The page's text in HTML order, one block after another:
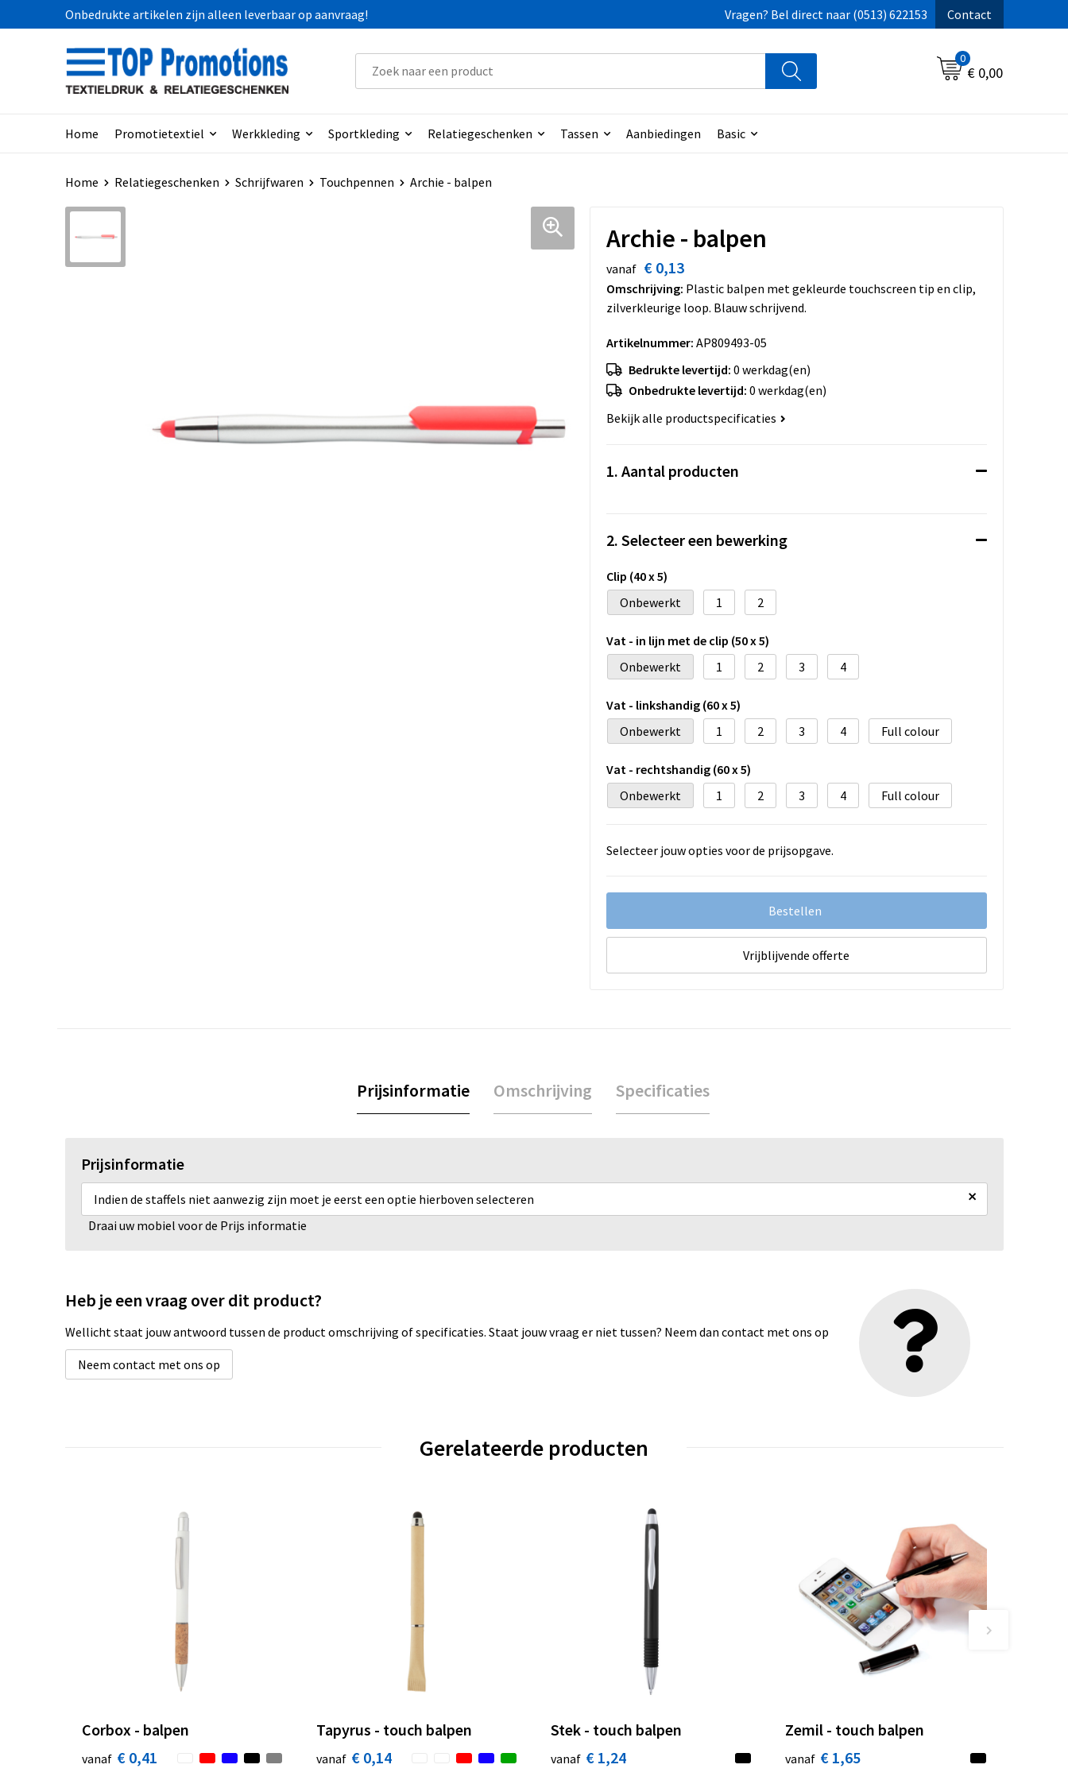
Onbedrukte artikelen zijn alleen leverbaar op aanvraag! Vragen? Bel direct naar (0513) 622153 Contact
0
€ 0,00
Home Promotietextiel Werkkleding Sportkleding Relatiegeschenken Tassen Aanbiedingen Basic
Home Relatiegeschenken Schrijfwaren Touchpennen Archie - balpen
Archie - balpen
vanaf € 0,13
Omschrijving: Plastic balpen met gekleurde touchscreen tip en clip,
zilverkleurige loop. Blauw schrijvend.
Artikelnummer: AP809493-05
Bedrukte levertijd: 0 werkdag(en)
Onbedrukte levertijd: 0 werkdag(en)
Bekijk alle productspecificaties
1. Aantal producten
2. Selecteer een bewerking
Clip (40 x 5)
Onbewerkt
1 2
Vat - in lijn met de clip (50 x 5)
Onbewerkt
1 2 3 4
Vat - linkshandig (60 x 5)
Onbewerkt
1 2 3 4 Full colour
Vat - rechtshandig (60 x 5)
Onbewerkt
1 2 3 4 Full colour
Selecteer jouw opties voor de prijsopgave.
Bestellen
Vrijblijvende offerte
Prijsinformatie Omschrijving Specificaties
Prijsinformatie
Indien de staffels niet aanwezig zijn moet je eerst een optie hierboven selecteren ×
Draai uw mobiel voor de Prijs informatie
Heb je een vraag over dit product?
Wellicht staat jouw antwoord tussen de product omschrijving of specificaties. Staat jouw vraag er niet tussen? Neem dan contact met ons op
Neem contact met ons op
Gerelateerde producten
Corbox - balpen
vanaf € 0,41
Tapyrus - touch balpen
vanaf € 0,14
Stek - touch balpen
vanaf € 1,24
Zemil - touch balpen
vanaf € 1,65